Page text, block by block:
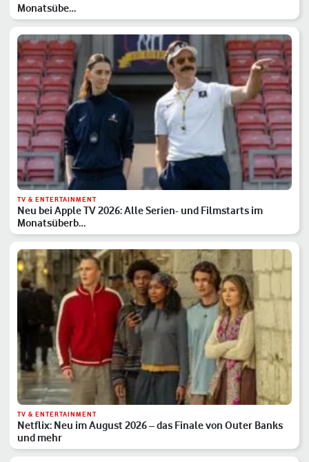
Monatsübe…
TV & ENTERTAINMENT
Neu bei Apple TV 2026: Alle Serien- und Filmstarts im
Monatsüberb…
TV & ENTERTAINMENT
Netflix: Neu im August 2026 – das Finale von Outer Banks
und mehr